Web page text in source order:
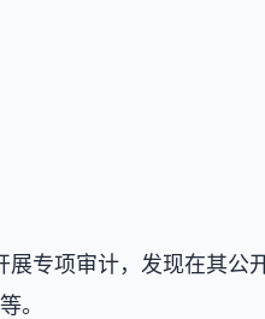
展专项审计，发现在其
。